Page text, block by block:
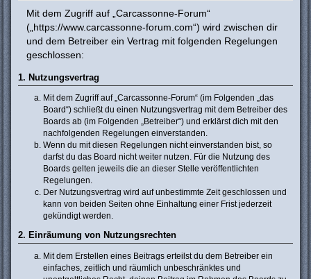
Mit dem Zugriff auf „Carcassonne-Forum“
(„https://www.carcassonne-forum.com“) wird zwischen dir
und dem Betreiber ein Vertrag mit folgenden Regelungen
geschlossen:
1. Nutzungsvertrag
Mit dem Zugriff auf „Carcassonne-Forum“ (im Folgenden „das
Board“) schließt du einen Nutzungsvertrag mit dem Betreiber des
Boards ab (im Folgenden „Betreiber“) und erklärst dich mit den
nachfolgenden Regelungen einverstanden.
Wenn du mit diesen Regelungen nicht einverstanden bist, so
darfst du das Board nicht weiter nutzen. Für die Nutzung des
Boards gelten jeweils die an dieser Stelle veröffentlichten
Regelungen.
Der Nutzungsvertrag wird auf unbestimmte Zeit geschlossen und
kann von beiden Seiten ohne Einhaltung einer Frist jederzeit
gekündigt werden.
2. Einräumung von Nutzungsrechten
Mit dem Erstellen eines Beitrags erteilst du dem Betreiber ein
einfaches, zeitlich und räumlich unbeschränktes und